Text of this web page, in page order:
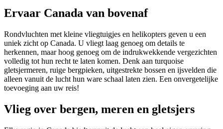
Ervaar Canada van bovenaf
Rondvluchten met kleine vliegtuigjes en helikopters geven u een
uniek zicht op Canada. U vliegt laag genoeg om details te
herkennen, maar hoog genoeg om de indrukwekkende vergezichten
volledig tot hun recht te laten komen. Denk aan turquoise
gletsjermeren, ruige bergpieken, uitgestrekte bossen en ijsvelden die
alleen vanuit de lucht hun ware schaal laten zien. Een onvergetelijke
toevoeging aan uw reis!
Vlieg over bergen, meren en gletsjers